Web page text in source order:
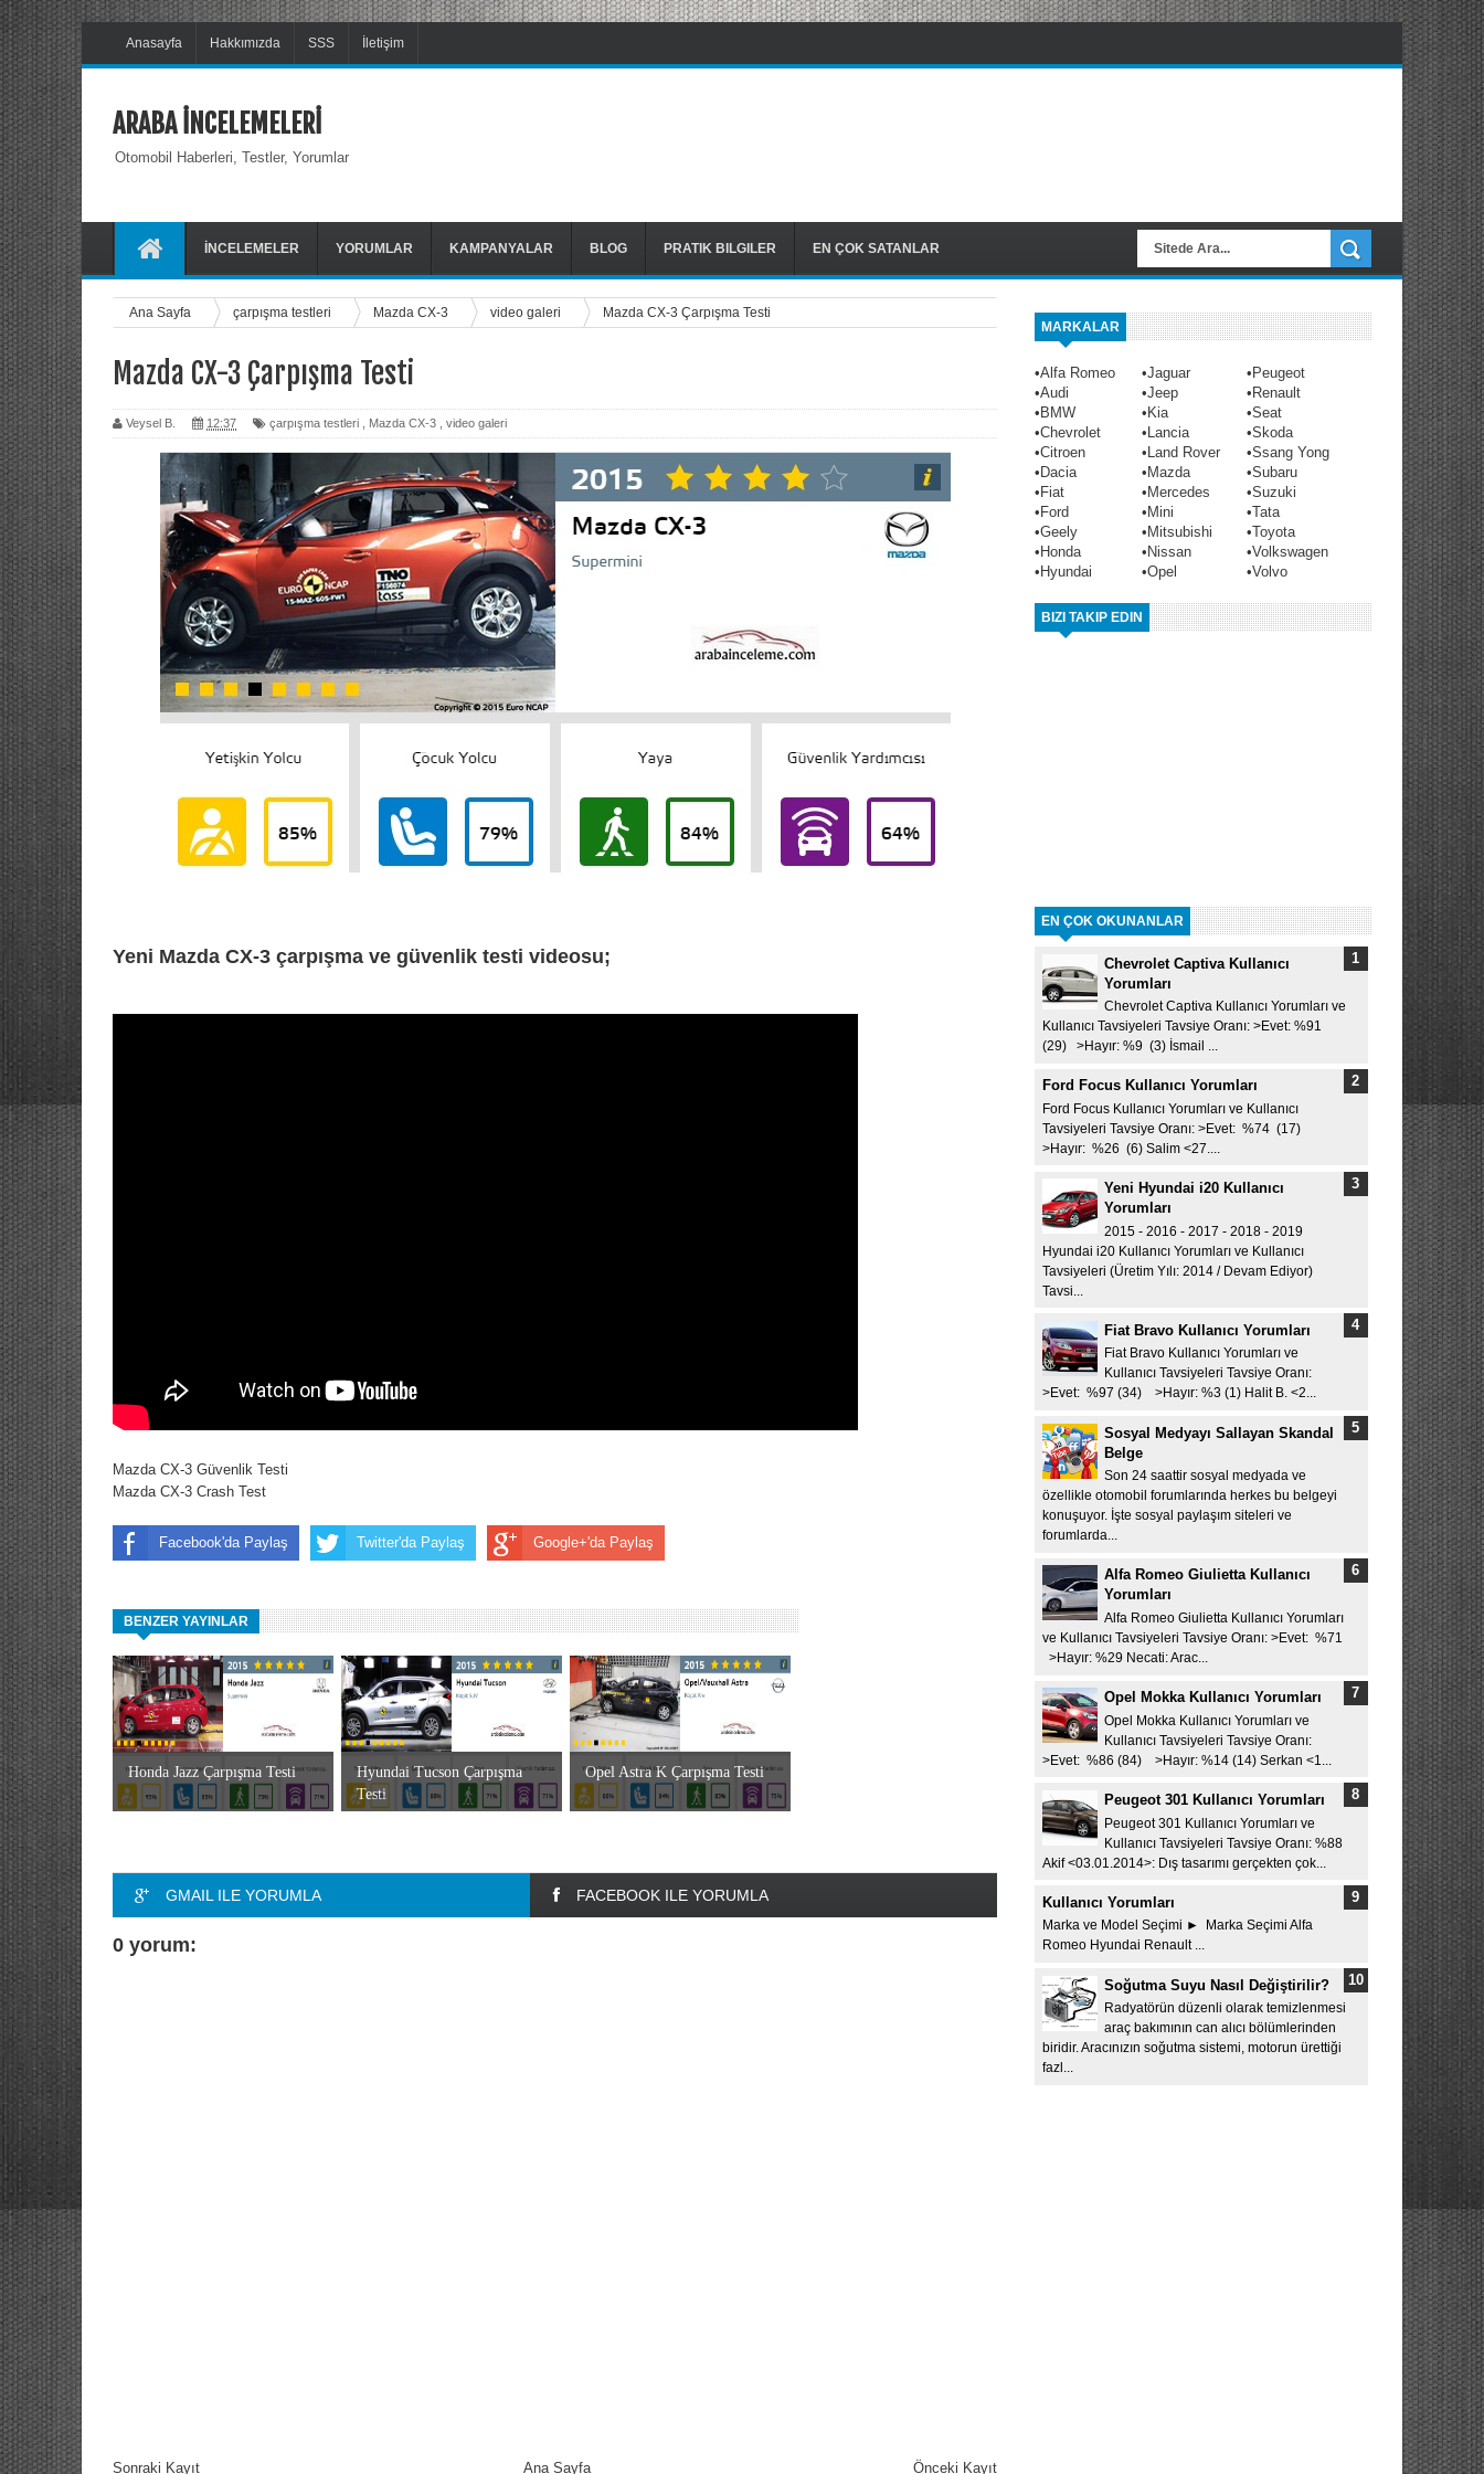
Anasayfa Hakkımızda SSS İletişim
ARABA İNCELEMELERİ
Otomobil Haberleri, Testler, Yorumlar
İNCELEMELER YORUMLAR KAMPANYALAR BLOG PRATIK BILGILER EN ÇOK SATANLAR
Ana Sayfa çarpışma testleri Mazda CX-3 video galeri Mazda CX-3 Çarpışma Testi
Mazda CX-3 Çarpışma Testi
Veysel B. 12:37 çarpışma testleri Mazda CX-3 video galeri
Yeni Mazda CX-3 çarpışma ve güvenlik testi videosu;
Mazda CX-3 Güvenlik Testi
Mazda CX-3 Crash Test
Facebook'da Paylaş Twitter'da Paylaş Google+'da Paylaş
BENZER YAYINLAR
Honda Jazz Çarpışma Testi
Hyundai Tucson Çarpışma
Testi
Opel Astra K Çarpışma Testi
GMAIL ILE YORUMLA FACEBOOK ILE YORUMLA
0 yorum:
Sonraki Kayıt Önceki Kayıt
Ana Sayfa
MARKALAR
•Alfa Romeo •Jaguar •Peugeot
•Audi •Jeep •Renault
•BMW •Kia •Seat
•Chevrolet •Lancia •Skoda
•Citroen •Land Rover •Ssang Yong
•Dacia •Mazda •Subaru
•Fiat •Mercedes •Suzuki
•Ford •Mini •Tata
•Geely •Mitsubishi •Toyota
•Honda •Nissan •Volkswagen
•Hyundai •Opel •Volvo
BIZI TAKIP EDIN
EN ÇOK OKUNANLAR
Chevrolet Captiva Kullanıcı
Yorumları
Chevrolet Captiva Kullanıcı Yorumları ve
Kullanıcı Tavsiyeleri Tavsiye Oranı: >Evet: %91
(29) >Hayır: %9 (3) İsmail ...
Ford Focus Kullanıcı Yorumları
Ford Focus Kullanıcı Yorumları ve Kullanıcı
Tavsiyeleri Tavsiye Oranı: >Evet: %74 (17)
>Hayır: %26 (6) Salim <27....
Yeni Hyundai i20 Kullanıcı
Yorumları
2015 - 2016 - 2017 - 2018 - 2019
Hyundai i20 Kullanıcı Yorumları ve Kullanıcı
Tavsiyeleri (Üretim Yılı: 2014 / Devam Ediyor)
Tavsi...
Fiat Bravo Kullanıcı Yorumları
Fiat Bravo Kullanıcı Yorumları ve
Kullanıcı Tavsiyeleri Tavsiye Oranı:
>Evet: %97 (34) >Hayır: %3 (1) Halit B. <2...
Sosyal Medyayı Sallayan Skandal
Belge
Son 24 saattir sosyal medyada ve
özellikle otomobil forumlarında herkes bu belgeyi
konuşuyor. İşte sosyal paylaşım siteleri ve
forumlarda...
Alfa Romeo Giulietta Kullanıcı
Yorumları
Alfa Romeo Giulietta Kullanıcı Yorumları
ve Kullanıcı Tavsiyeleri Tavsiye Oranı: >Evet: %71
>Hayır: %29 Necati: Arac...
Opel Mokka Kullanıcı Yorumları
Opel Mokka Kullanıcı Yorumları ve
Kullanıcı Tavsiyeleri Tavsiye Oranı:
>Evet: %86 (84) >Hayır: %14 (14) Serkan <1...
Peugeot 301 Kullanıcı Yorumları
Peugeot 301 Kullanıcı Yorumları ve
Kullanıcı Tavsiyeleri Tavsiye Oranı: %88
Akif <03.01.2014>: Dış tasarımı gerçekten çok...
Kullanıcı Yorumları
Marka ve Model Seçimi ► Marka Seçimi Alfa
Romeo Hyundai Renault ...
Soğutma Suyu Nasıl Değiştirilir?
Radyatörün düzenli olarak temizlenmesi
araç bakımının can alıcı bölümlerinden
biridir. Aracınızın soğutma sistemi, motorun ürettiği
fazl...